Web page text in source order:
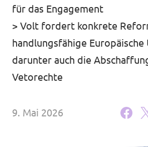
Hochspannung - powered by
Leichte Sprache
Jobs bei Volt
Mache mit!
für das Engagement
> Volt fordert konkrete
handlungsfähige Europäische
darunter auch die
Vetorechte
9. Mai 2026